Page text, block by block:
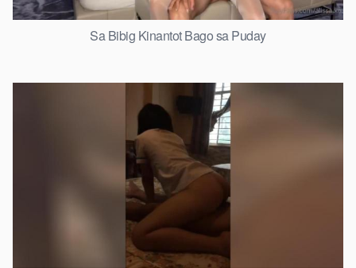
Sa Bibig Kinantot Bago sa Puday